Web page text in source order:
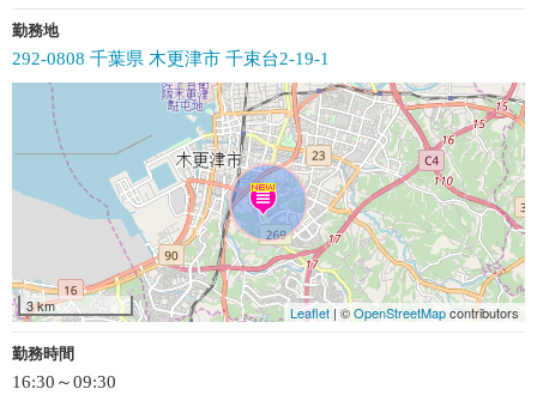
勤務地
292-0808 千葉県 木更津市 千束台2-19-1
3 km Leaflet | ©OpenStreetMapcontributors
勤務時間
16:30～09:30